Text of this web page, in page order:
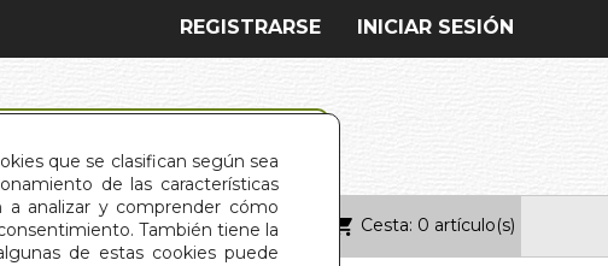
que se clasifican según sea
de las características
a analizar y comprender cómo
También tiene la
de estas cookies puede
INICIAR SESIÓN
REGISTRARSE
CONTACTO Cesta: 0 artículo(s)